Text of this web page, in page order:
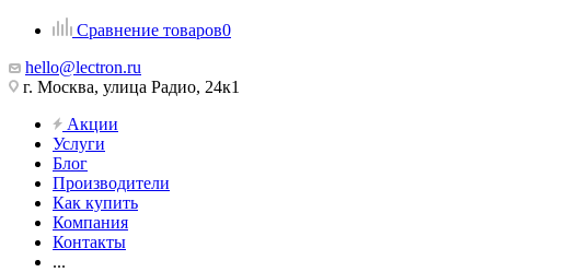
Сравнение товаров0
hello@lectron.ru
г. Москва, улица Радио, 24к1
Акции
Услуги
Блог
Производители
Как купить
Компания
Контакты
...